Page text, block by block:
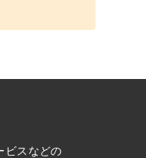
ビスなどの